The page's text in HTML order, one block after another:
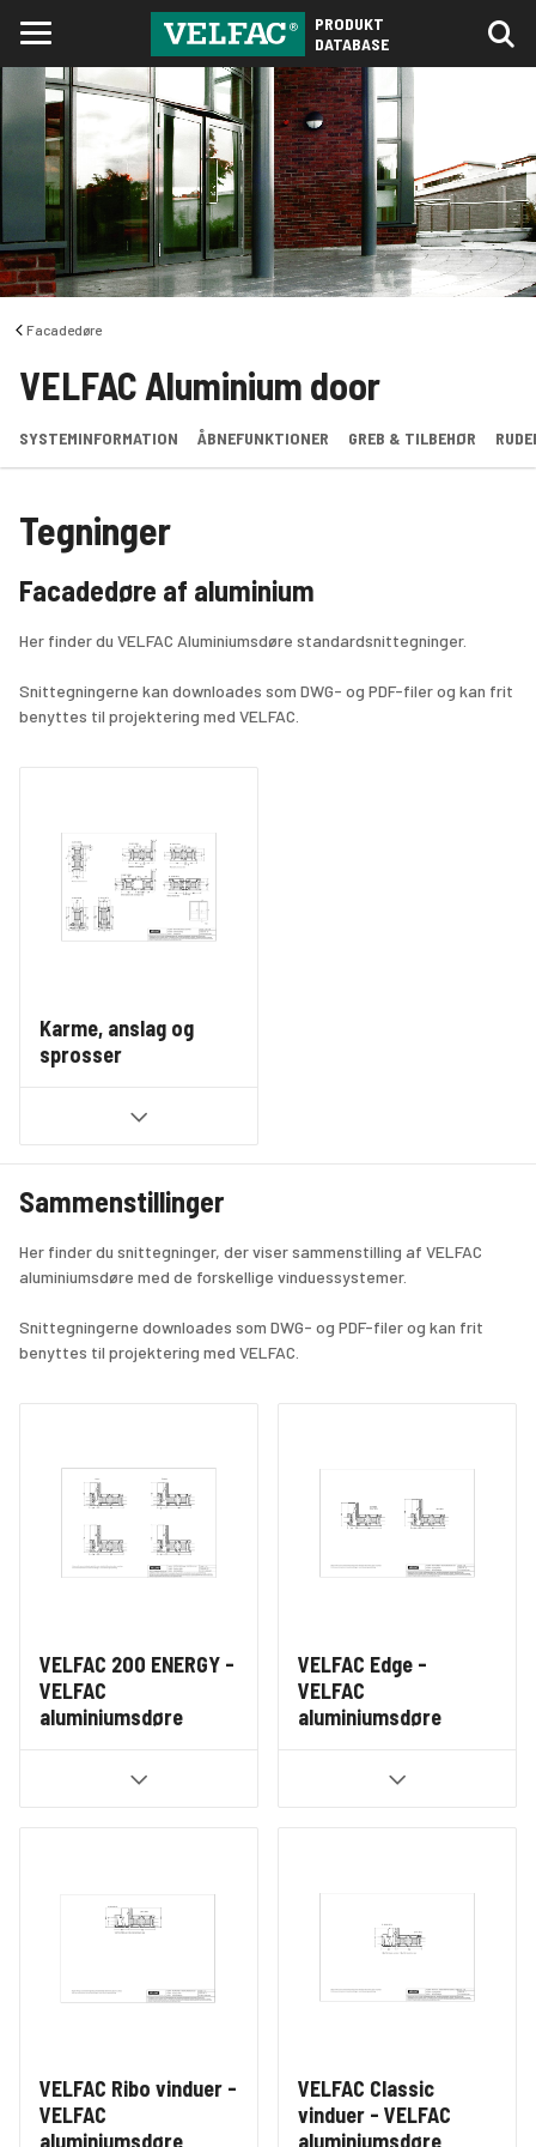
PRODUKT
DATABASE
Facadedøre
VELFAC Aluminium door
SYSTEMINFORMATION ÅBNEFUNKTIONER GREB & TILBEHØR
Tegninger
Facadedøre af aluminium
Her finder du VELFAC Aluminiumsdøre standardsnittegninger.
Snittegningerne kan downloades som DWG- og PDF-filer og kan frit
benyttes til projektering med VELFAC.
Karme, anslag og
sprosser
Sammenstillinger
Her finder du snittegninger, der viser sammenstilling af VELFAC
aluminiumsdøre med de forskellige vinduessystemer.
Snittegningerne downloades som DWG- og PDF-filer og kan frit
benyttes til projektering med VELFAC.
VELFAC 200 ENERGY -
VELFAC
aluminiumsdøre
VELFAC Edge -
VELFAC
aluminiumsdøre
VELFAC Ribo vinduer -
VELFAC
aluminiumsdøre
VELFAC Classic
vinduer - VELFAC
aluminiumsdøre